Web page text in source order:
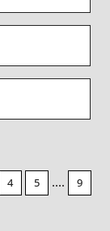
4 5 .... 9